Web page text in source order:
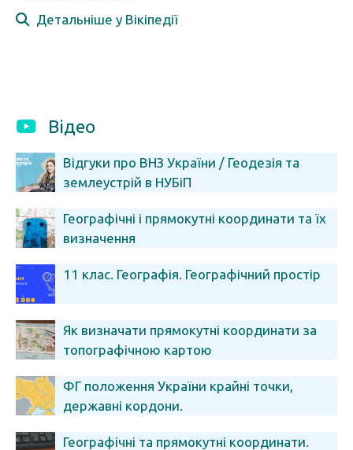
Детальніше у Вікіпедії
Відео
Відгуки про ВНЗ України / Геодезія та
землеустрій в НУБіП
Географічні і прямокутні координати та їх
визначення
11 клас. Географія. Географічний простір
Як визначати прямокутні координати за
топографічною картою
ФГ положення України крайні точки,
державні кордони.
Географічні та прямокутні координати.